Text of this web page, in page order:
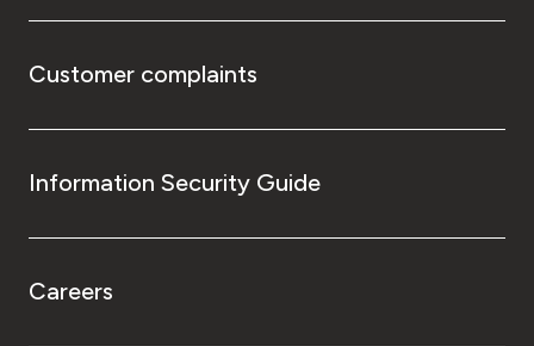
Customer complaints
Information Security Guide
Careers